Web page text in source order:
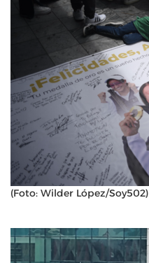
(Foto: Wilder López/Soy502)